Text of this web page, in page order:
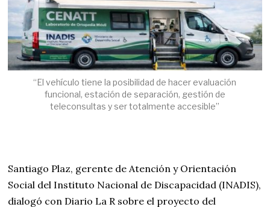
“El vehículo tiene la posibilidad de hacer evaluación
funcional, estación de separación, gestión de
teleconsultas y ser totalmente accesible”
Santiago Plaz, gerente de Atención y Orientación
Social del Instituto Nacional de Discapacidad (INADIS),
dialogó con Diario La R sobre el proyecto del